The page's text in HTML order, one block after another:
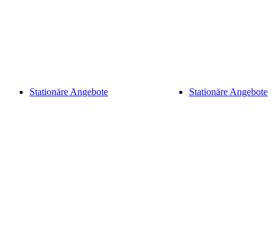
Stationäre Angebote Stationäre Angebote